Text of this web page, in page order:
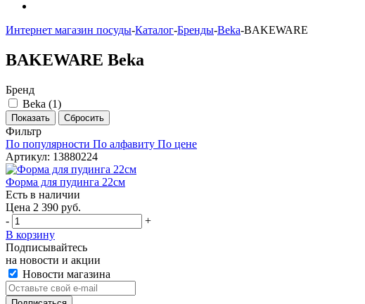
Интернет магазин посуды-Каталог-Бренды-Beka-BAKEWARE
BAKEWARE Beka
Бренд
Beka (1)
Фильтр
По популярности По алфавиту По цене
Артикул: 13880224
Форма для пудинга 22см
Есть в наличии
Цена 2 390 руб.
-
+
В корзину
Подписывайтесь
на новости и акции
Новости магазина